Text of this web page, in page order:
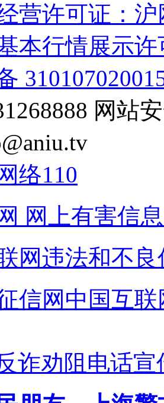
营许可证：
本行情展示许
网站
络110
网上有害信
网违法和不
信网 中国互
诈劝阻电话宣